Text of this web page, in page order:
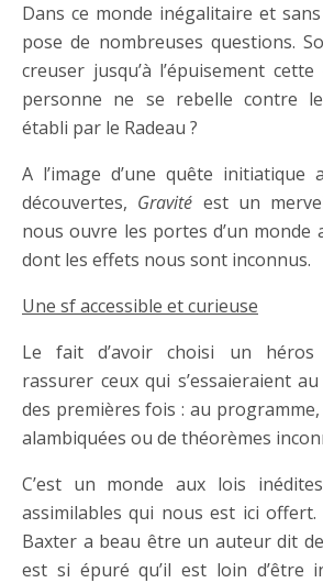
Dans ce monde inégalitaire et
pose de nombreuses questions.
creuser jusqu’à l’épuisement
personne ne se rebelle contre
établi par le Radeau ?
A l’image d’une quête initiatique
découvertes, Gravité est un
nous ouvre les portes d’un monde
dont les effets nous sont inconnus.
Une sf accessible et curieuse
Le fait d’avoir choisi un héros
rassurer ceux qui s’essaieraient
des premières fois : au programme,
alambiquées ou de théorèmes
C’est un monde aux lois
assimilables qui nous est ici offert.
Baxter a beau être un auteur dit de
est si épuré qu’il est loin d’être